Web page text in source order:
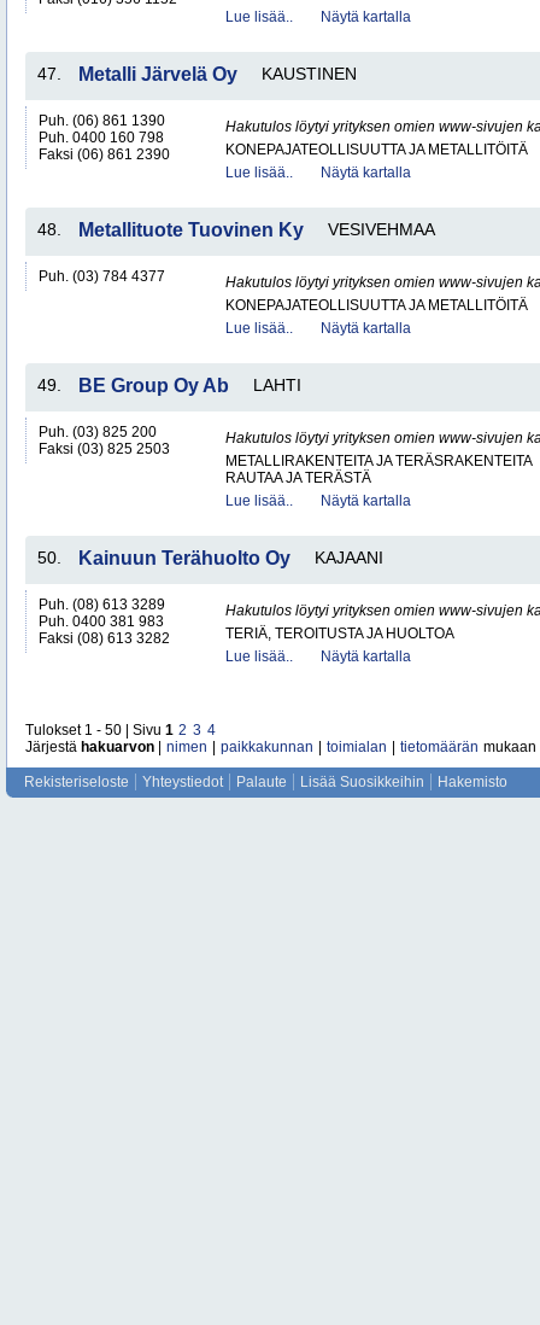
Lue lisää..
Näytä kartalla
47. Metalli Järvelä Oy KAUSTINEN
Puh. (06) 861 1390
Puh. 0400 160 798
Faksi (06) 861 2390
Hakutulos löytyi yrityksen omien www-sivujen
KONEPAJATEOLLISUUTTA JA METALLITÖITÄ
Lue lisää..
Näytä kartalla
48. Metallituote Tuovinen Ky VESIVEHMAA
Puh. (03) 784 4377
Hakutulos löytyi yrityksen omien www-sivujen
KONEPAJATEOLLISUUTTA JA METALLITÖITÄ
Lue lisää..
Näytä kartalla
49. BE Group Oy Ab LAHTI
Puh. (03) 825 200
Faksi (03) 825 2503
Hakutulos löytyi yrityksen omien www-sivujen
METALLIRAKENTEITA JA TERÄSRAKENTEITA
RAUTAA JA TERÄSTÄ
Lue lisää..
Näytä kartalla
50. Kainuun Terähuolto Oy KAJAANI
Puh. (08) 613 3289
Puh. 0400 381 983
Faksi (08) 613 3282
Hakutulos löytyi yrityksen omien www-sivujen
TERIÄ, TEROITUSTA JA HUOLTOA
Lue lisää..
Näytä kartalla
Tulokset 1 - 50 | Sivu 1 2 3 4
Järjestä hakuarvon nimen paikkakunnan toimialan tietomäärän mukaan
Rekisteriseloste Yhteystiedot Palaute Lisää Suosikkeihin Hakemisto